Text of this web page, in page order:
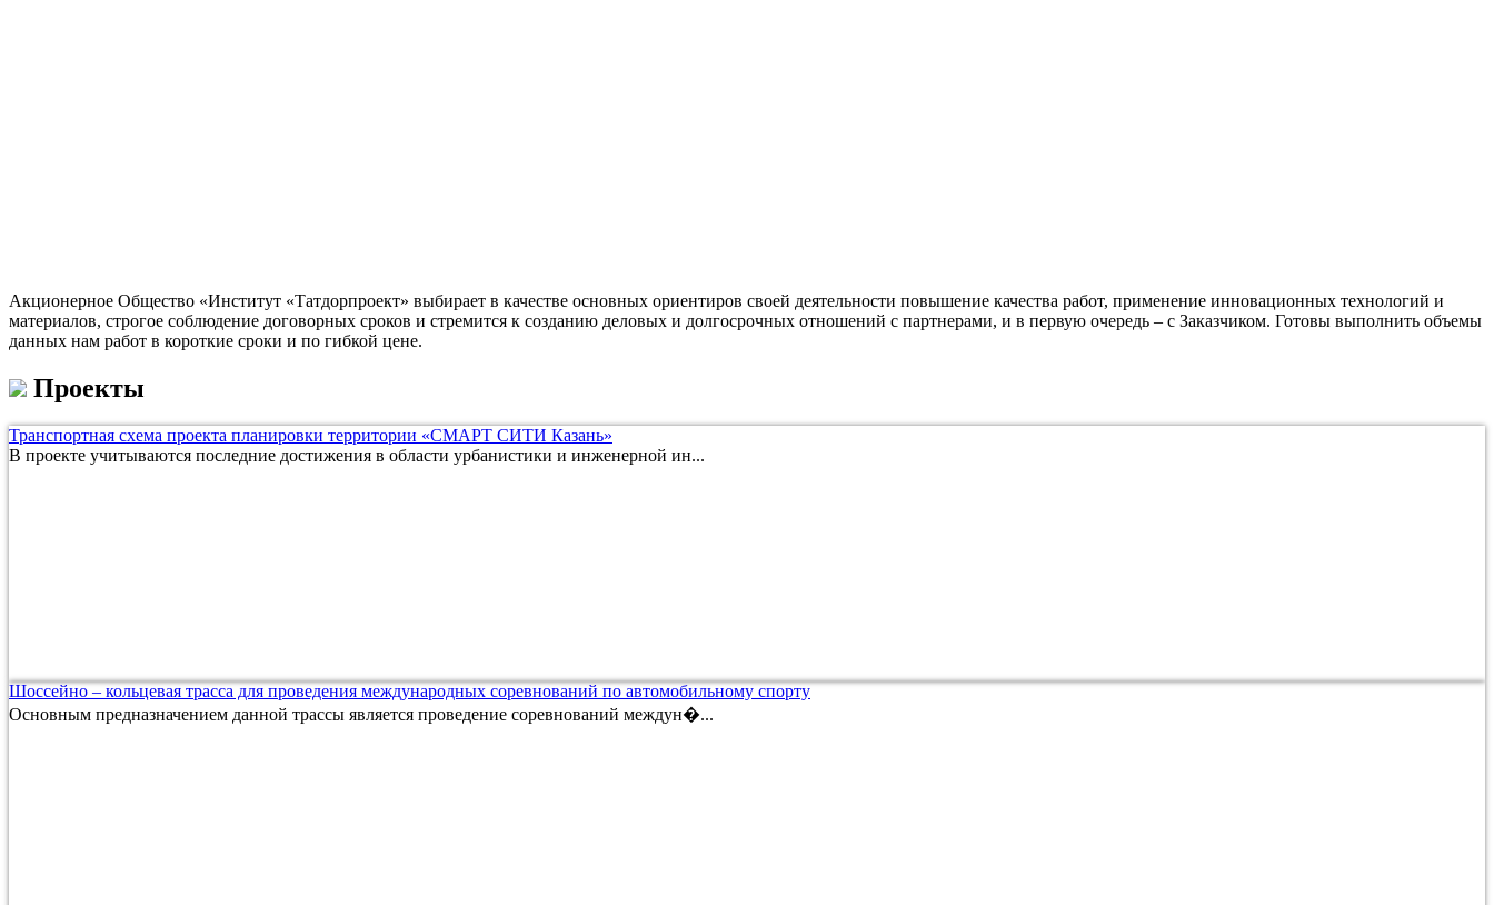
Акционерное Общество «Институт «Татдорпроект» выбирает в качестве основных ориентиров своей деятельности повышение качества работ, применение инновационных технологий и
материалов, строгое соблюдение договорных сроков и стремится к созданию деловых и долгосрочных отношений с партнерами, и в первую очередь – с Заказчиком. Готовы выполнить объемы
данных нам работ в короткие сроки и по гибкой цене.
Проекты
Транспортная схема проекта планировки территории «СМАРТ СИТИ Казань»
В проекте учитываются последние достижения в области урбанистики и инженерной ин...
Шоссейно – кольцевая трасса для проведения международных соревнований по автомобильному спорту
Основным предназначением данной трассы является проведение соревнований междун�...